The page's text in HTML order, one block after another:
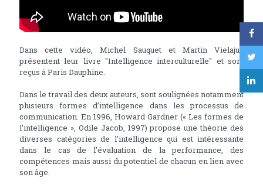
Dans cette vidéo, Michel Sauquet et Martin Vielajus
présentent leur livre "Intelligence interculturelle" et sont
reçus à Paris Dauphine.
Dans le travail des deux auteurs, sont soulignées notamment
plusieurs formes d’intelligence dans les processus de
communication. En 1996, Howard Gardner (« Les formes de
l’intelligence », Odile Jacob, 1997) propose une théorie des
diverses catégories de l’intelligence qui est intéressante
dans le cas de l’évaluation de la performance, des
compétences mais aussi du potentiel de chacun en lien avec
son âge.